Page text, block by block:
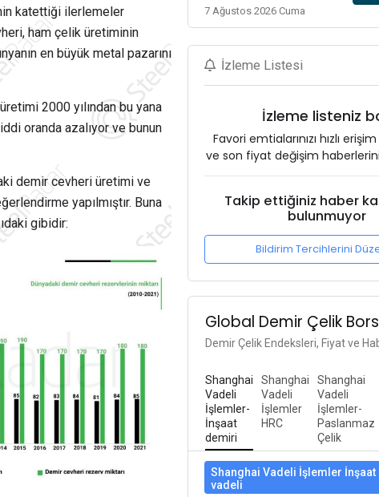
katettiği ilerlemeler
ham çelik üretiminin
en büyük metal pazarını
2000 yılından bu yana
oranda azalıyor ve bunun
demir cevheri üretimi ve
yapılmıştır. Buna
gibidir:
7 Ağustos 2026 Cuma
İzleme Listesi
İzleme listeniz
Favori emtialarınızı hızlı
ve son fiyat değişim haberlerini
Takip ettiğiniz haber
bulunmuyor
Bildirim Tercihlerini
Global Demir Çelik
Demir Çelik Endeksleri, Fiyat ve
Shanghai
Vadeli
İşlemler-
İnşaat
demiri
Shanghai
Vadeli
İşlemler
HRC
Shanghai
Vadeli
İşlemler-
Paslanmaz
Çelik
Shanghai Vadeli İşlemler İnşaat
vadeli